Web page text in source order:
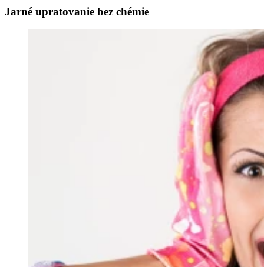
Jarné upratovanie bez chémie